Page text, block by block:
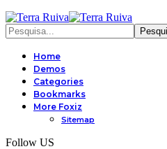
Home
Demos
Categories
Bookmarks
More Foxiz
Sitemap
Follow US